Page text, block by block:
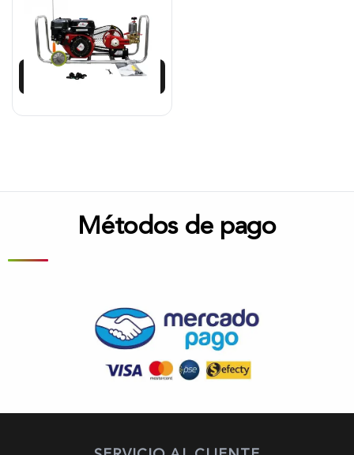
$1.260.285
Añadir al carrito
Métodos de pago